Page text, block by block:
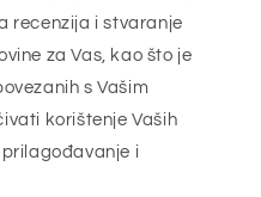
recenzija i stvaranje
za Vas, kao što je
s Vašim
korištenje Vaših
i